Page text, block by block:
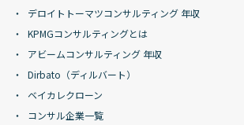
デロイトトーマツコンサルティング 年収
KPMGコンサルティングとは
アビームコンサルティング 年収
Dirbato（ディルバート）
ベイカレクローン
コンサル企業一覧